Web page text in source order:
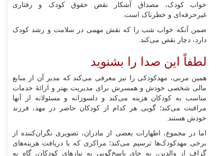
خواب کودک، مصداق آشکار نقض حقوق کودک و رفتاری
غیرحرفه‌ای و خطرناک است.
ضمن آنکه خواب شب را که نقش مهمی در سلامت و رشد کودک
دارد، دچار نقص می‌کند.
لطفاً این صدا را بشنوید
همین مربی، مهدکودکی را نیز معرفی می‌کند که مدیر آن از منابع
مالی شخصی خودش و همسرش برای مدیریت بهتر و ارائهٔ خدمات
مناسب به کودکان هزینه می‌کند و دلسوزانه و مسئولانه از آنها
مراقبت می‌کند؛ گویی هر کدام از کودکان حاضر در مهد، فرزند
خودش هستند.
اما در مجموع، اظهارات بعضی از مادران، تصویری نگران‌کننده از
برخی مهدکودک‌ها ترسیم می‌کند؛ مراکزی که با دریافت هزینه‌های
گزاف از والدین، به جای پاسخ‌گویی به نیاز‌های کودکان، گاه به